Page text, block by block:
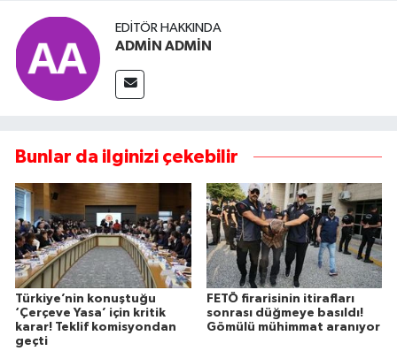
EDITÖR HAKKINDA
ADMİN ADMİN
Bunlar da ilginizi çekebilir
Türkiye’nin konuştuğu
‘Çerçeve Yasa’ için kritik
karar! Teklif komisyondan
geçti
FETÖ firarisinin itirafları
sonrası düğmeye basıldı!
Gömülü mühimmat aranıyor